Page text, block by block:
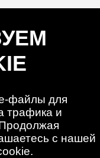
файлы для
трафика и
с нашей